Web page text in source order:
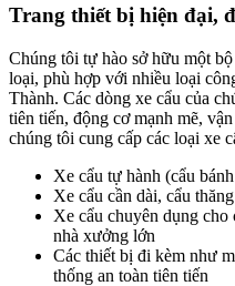
Trang thiết bị hiện đại,
Chúng tôi tự hào sở hữu một
loại, phù hợp với nhiều loại
Thành. Các dòng xe cẩu của
tiên tiến, động cơ mạnh mẽ,
chúng tôi cung cấp các loại xe
Xe cẩu tự hành (cẩu
Xe cẩu cần dài, cẩu
Xe cẩu chuyên dụng
nhà xưởng lớn
Các thiết bị đi kèm như
thống an toàn tiên tiến